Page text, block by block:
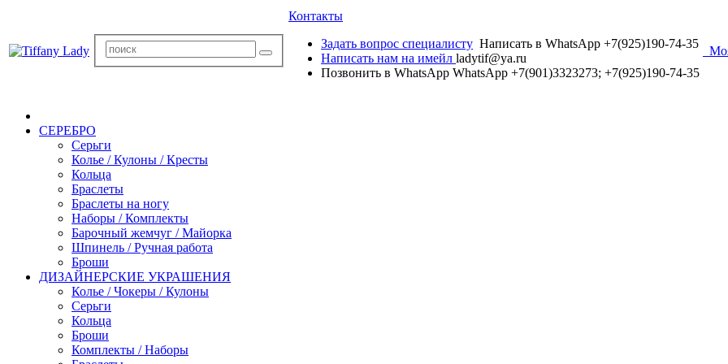
Контакты
Задать вопрос специалисту Написать в WhatsApp +7(925)190-74-35
Написать нам на имейл ladytif@ya.ru
Позвонить в WhatsApp WhatsApp +7(901)3323273; +7(925)190-74-35
СЕРЕБРО
Серьги
Колье / Кулоны / Кресты
Кольца
Браслеты
Браслеты на ногу
Наборы / Комплекты
Барочный жемчуг / Майорка
Шпинель / Ручная работа
Броши
ДИЗАЙНЕРСКИЕ УКРАШЕНИЯ
Колье / Чокеры / Кулоны
Серьги
Кольца
Броши
Комплекты / Наборы